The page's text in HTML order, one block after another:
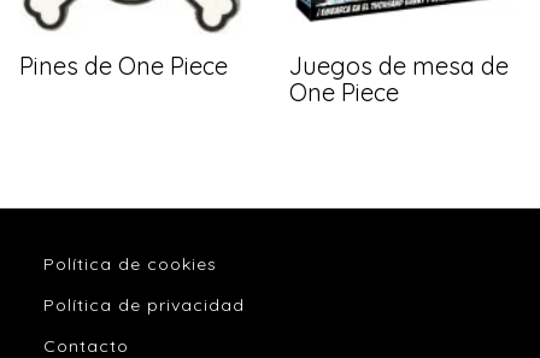
Pines de One Piece
Juegos de mesa de
One Piece
Política de cookies
Política de privacidad
Contacto